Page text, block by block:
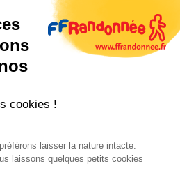
cookies !
laisser la nature intacte.
laissons quelques petits cookies